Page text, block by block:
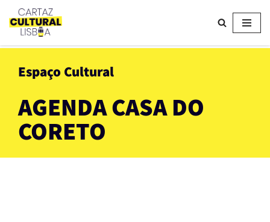
Avançar
para
conteúdo
Espaço Cultural
AGENDA CASA DO
CORETO